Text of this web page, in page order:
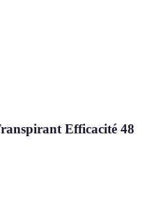
Efficacité 48